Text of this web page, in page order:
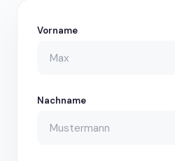
Vorname
Nachname